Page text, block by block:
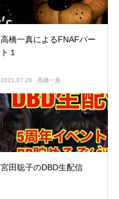
高橋一真によるFNAFパー
ト１
2021.07.28 高橋一真
宮田聡子のDBD生配信